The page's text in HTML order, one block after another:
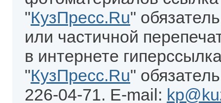
"КузПресс.Ru"
или частичной
в интернете
"КузПресс.Ru"
226-04-71. E-mail: